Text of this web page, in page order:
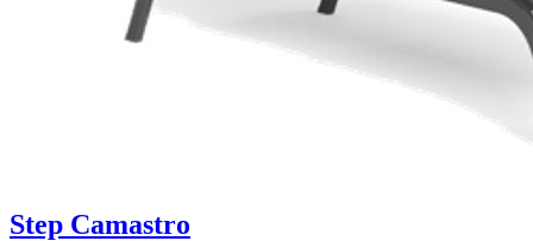
Step Camastro